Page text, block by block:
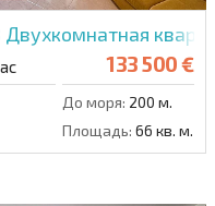
Двухкомнатная
133 500 €
До моря: 200 м.
Площадь: 66 кв. м.